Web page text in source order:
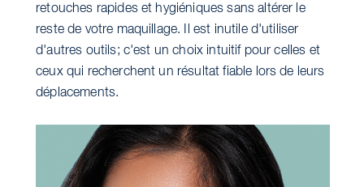
retouches rapides et hygiéniques sans altérer le
reste de votre maquillage. Il est inutile d'utiliser
d'autres outils; c'est un choix intuitif pour celles et
ceux qui recherchent un résultat fiable lors de leurs
déplacements.